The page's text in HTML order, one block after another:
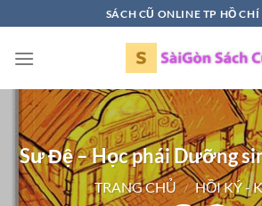
qua
nội
SÁCH CŨ ONLINE TP HỒ
Sư Đệ – Học phái Dưỡng
TRANG CHỦ / HỒI KÝ -